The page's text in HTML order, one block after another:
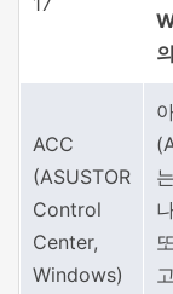
ACC
(ASUSTOR
Control
Center,
Windows)